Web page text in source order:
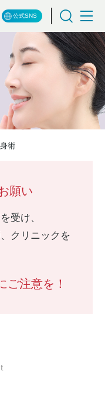
公式SNS
術
願い
受け、
クリニックを
ご注意を！